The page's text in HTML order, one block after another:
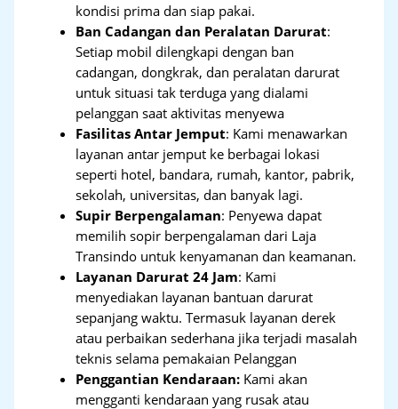
kondisi prima dan siap pakai.
Ban Cadangan dan Peralatan Darurat:
Setiap mobil dilengkapi dengan ban
cadangan, dongkrak, dan peralatan darurat
untuk situasi tak terduga yang dialami
pelanggan saat aktivitas menyewa
Fasilitas Antar Jemput: Kami menawarkan
layanan antar jemput ke berbagai lokasi
seperti hotel, bandara, rumah, kantor, pabrik,
sekolah, universitas, dan banyak lagi.
Supir Berpengalaman: Penyewa dapat
memilih sopir berpengalaman dari Laja
Transindo untuk kenyamanan dan keamanan.
Layanan Darurat 24 Jam: Kami
menyediakan layanan bantuan darurat
sepanjang waktu. Termasuk layanan derek
atau perbaikan sederhana jika terjadi masalah
teknis selama pemakaian Pelanggan
Penggantian Kendaraan: Kami akan
mengganti kendaraan yang rusak atau